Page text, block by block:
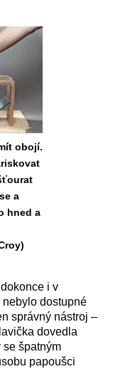
obojí.
a
hned a
i v
dostupné
správný nástroj –
dovedla
špatným
papoušci